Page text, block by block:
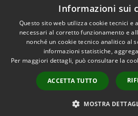
Accessibilità
Privacy
Mappa del sito
Numeri e servizi utili
Informazioni sui
Questo sito web utilizza cookie tecnici e
necessari al corretto funzionamento e
nonché un cookie tecnico analitico al
informazioni statistiche,
Per maggiori dettagli, può consultare la
ACCETTA TUTTO
MOSTRA